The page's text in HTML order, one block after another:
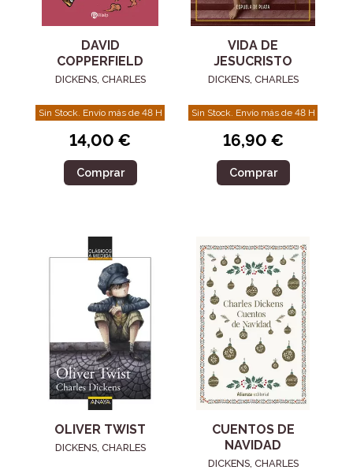
DAVID
COPPERFIELD
DICKENS, CHARLES
Sin Stock. Envío más de 48 H
14,00 €
Comprar
VIDA DE
JESUCRISTO
DICKENS, CHARLES
Sin Stock. Envío más de 48 H
16,90 €
Comprar
OLIVER TWIST
DICKENS, CHARLES
CUENTOS DE
NAVIDAD
DICKENS, CHARLES